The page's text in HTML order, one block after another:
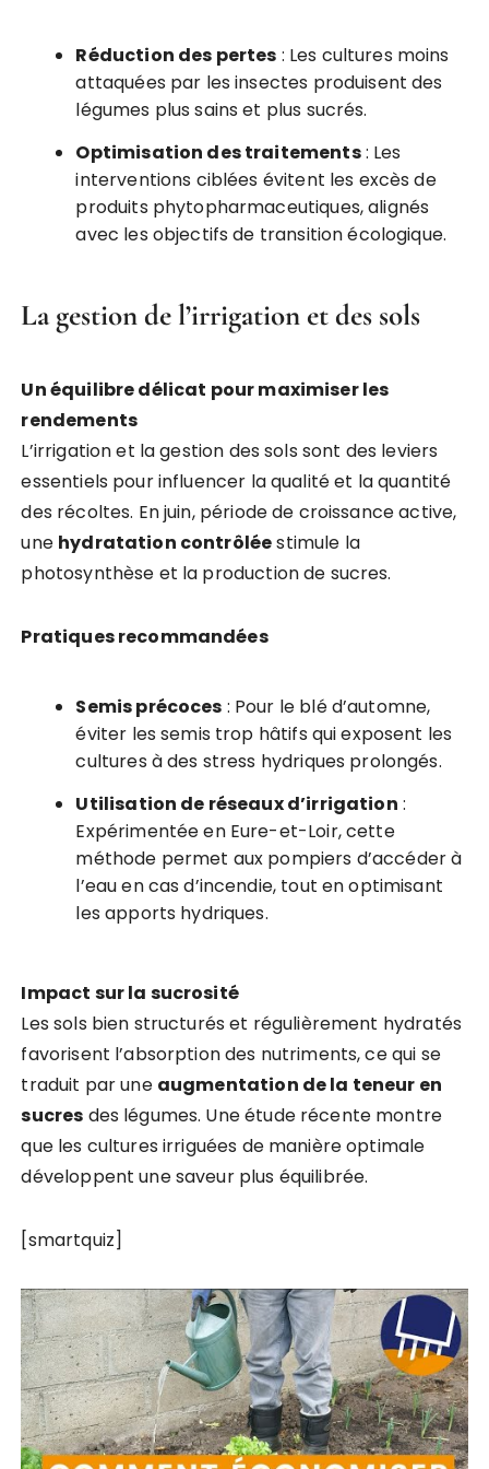
Réduction des pertes : Les cultures moins
attaquées par les insectes produisent des
légumes plus sains et plus sucrés.
Optimisation des traitements: Les
interventions ciblées évitent les excès de
produits phytopharmaceutiques, alignés
avec les objectifs de transition écologique.
La gestion de l’irrigation et des sols
Un équilibre délicat pour maximiser les
rendements
L’irrigation et la gestion des sols sont des leviers
essentiels pour influencer la qualité et la quantité
des récoltes. En juin, période de croissance active,
une hydratation contrôléestimule la
photosynthèse et la production de sucres.
Pratiques recommandées
Semis précoces : Pour le blé d’automne,
éviter les semis trop hâtifs qui exposent les
cultures à des stress hydriques prolongés.
Utilisation de réseaux d’irrigation :
Expérimentée en Eure-et-Loir, cette
méthode permet aux pompiers d’accéder à
l’eau en cas d’incendie, tout en optimisant
les apports hydriques.
Impact sur la sucrosité
Les sols bien structurés et régulièrement hydratés
favorisent l’absorption des nutriments, ce qui se
traduit par une augmentation de la teneur en
sucres des légumes. Une étude récente montre
que les cultures irriguées de manière optimale
développent une saveur plus équilibrée.
[smartquiz]